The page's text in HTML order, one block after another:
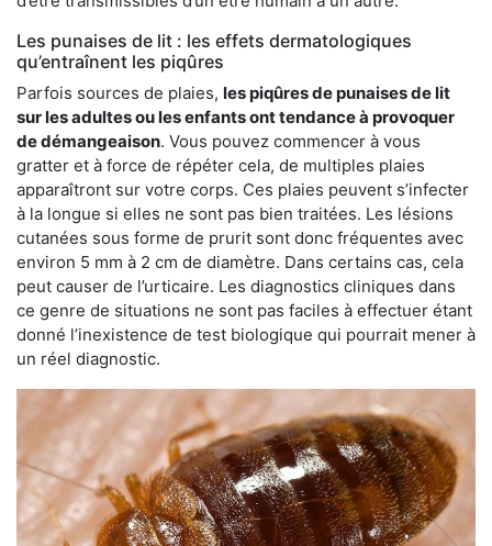
Les punaises de lit : les effets dermatologiques
qu’entraînent les piqûres
Parfois sources de plaies, les piqûres de punaises de lit
sur les adultes ou les enfants ont tendance à provoquer
de démangeaison. Vous pouvez commencer à vous
gratter et à force de répéter cela, de multiples plaies
apparaîtront sur votre corps. Ces plaies peuvent s’infecter
à la longue si elles ne sont pas bien traitées. Les lésions
cutanées sous forme de prurit sont donc fréquentes avec
environ 5 mm à 2 cm de diamètre. Dans certains cas, cela
peut causer de l’urticaire. Les diagnostics cliniques dans
ce genre de situations ne sont pas faciles à effectuer étant
donné l’inexistence de test biologique qui pourrait mener à
un réel diagnostic.